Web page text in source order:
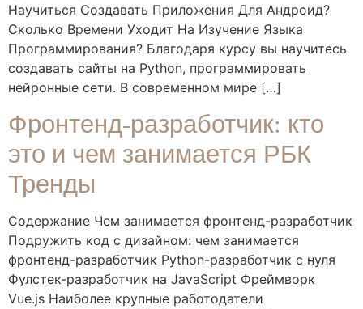
Научиться Создавать Приложения Для Андроид?
Сколько Времени Уходит На Изучение Языка
Программирования? Благодаря курсу вы научитесь
создавать сайты на Python, программировать
нейронные сети. В современном мире […]
Фронтенд-разработчик: кто
это и чем занимается РБК
Тренды
Содержание Чем занимается фронтенд-разработчик
Подружить код с дизайном: чем занимается
фронтенд-разработчик Python-разработчик с нуля
Фулстек-разработчик на JavaScript Фреймворк
Vue.js Наиболее крупные работодатели